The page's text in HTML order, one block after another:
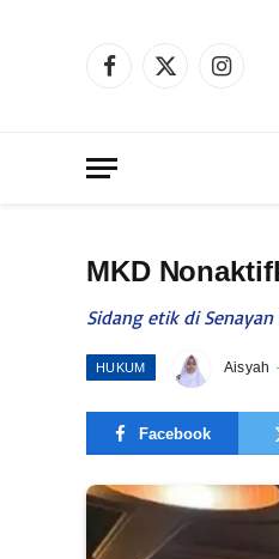
Facebook
X
MKD
Sidang etik di
HUKUM Aisyah
Facebook